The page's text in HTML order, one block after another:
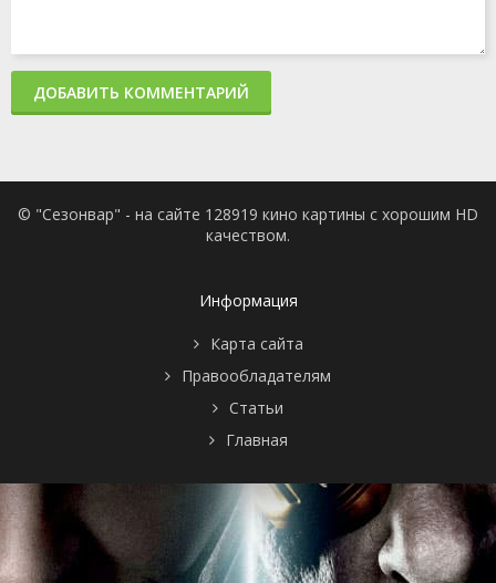
ДОБАВИТЬ КОММЕНТАРИЙ
© "Сезонвар" - на сайте 128919 кино картины с хорошим HD
качеством.
Информация
Карта сайта
Правообладателям
Статьи
Главная